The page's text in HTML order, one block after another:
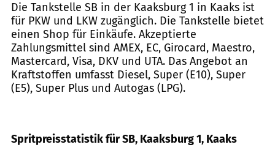
Die Tankstelle SB in der Kaaksburg 1 in Kaaks ist
für PKW und LKW zugänglich. Die Tankstelle bietet
einen Shop für Einkäufe. Akzeptierte
Zahlungsmittel sind AMEX, EC, Girocard, Maestro,
Mastercard, Visa, DKV und UTA. Das Angebot an
Kraftstoffen umfasst Diesel, Super (E10), Super
(E5), Super Plus und Autogas (LPG).
Spritpreisstatistik für SB, Kaaksburg 1, Kaaks